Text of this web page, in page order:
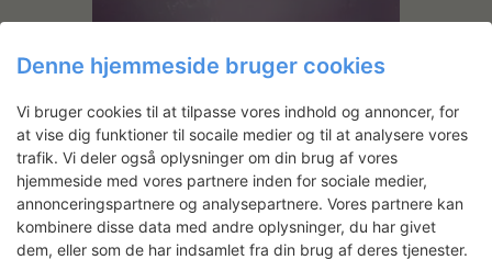
Tinne Zenner og Eva la Cour:
THE VISUAL INSCRIPTION –
Endangered and Endangering
Denne hjemmeside bruger cookies
Vi bruger cookies til at tilpasse vores indhold og annoncer, for
at vise dig funktioner til socaile medier og til at analysere vores
trafik. Vi deler også oplysninger om din brug af vores
hjemmeside med vores partnere inden for sociale medier,
annonceringspartnere og analysepartnere. Vores partnere kan
kombinere disse data med andre oplysninger, du har givet
dem, eller som de har indsamlet fra din brug af deres tjenester.